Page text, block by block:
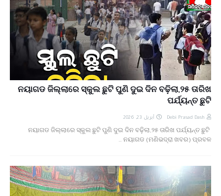
ନୟାଗଡ ଜିଲ୍ଲାରେ ସ୍କୁଲ ଛୁଟି ପୁଣି ଦୁଇ ଦିନ ବଢ଼ିଲା,୨୫ ତାରିଖ
ପର୍ଯ୍ୟନ୍ତ ଛୁଟି
Debi Prasad Dash أبريل 23, 2026
ନୟାଗଡ ଜିଲ୍ଲାରେ ସ୍କୁଲ ଛୁଟି ପୁଣି ଦୁଇ ଦିନ ବଢ଼ିଲା,୨୫ ତାରିଖ ପର୍ଯ୍ୟନ୍ତ ଛୁଟି
ନୟାଗଡ (ମଣିଭଦ୍ରା ଖବର) ପ୍ରବଳ …